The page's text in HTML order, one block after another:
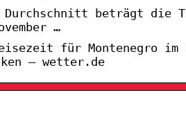
beträgt die
…
für Montenegro im
– wetter.de